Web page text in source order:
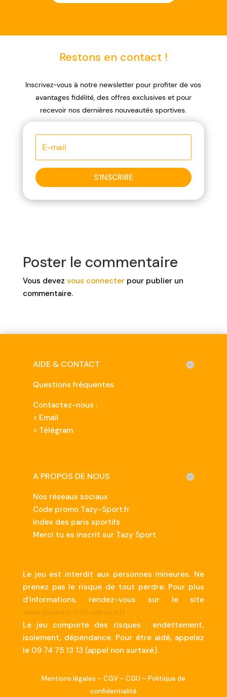
Restons en contact !
Inscrivez-vous à notre newsletter pour profiter de vos
avantages fidélité, des offres exclusives et pour
recevoir nos dernières nouveautés sportives.
S'INSCRIRE
Poster le commentaire
Vous devez vous connecterpour publier un
commentaire.
AIDE & CONTACT
Questions fréquentes
Contactez-nous :
> Email
> Télégram
A PROPOS DE NOUS
Nos réseaux sociaux
Code promo Tazy-Sport.fr
Index des paris sportifs
Merci tu es inscrit sur Tazy Sport
Le jeu est interdit aux personnes mineures. Ne
prenez pas le risque de tout perdre. Pour plus
d’informations, rendez-vous sur le site
www.joueurs-info-service.fr.
Le jeu comporte des risques : endettement,
isolement, dépendance. Pour être aidé, appelez
le 09 74 75 13 13 (appel non surtaxé).
Mentions légales – CGV– CGU – Politique de
confidentialité